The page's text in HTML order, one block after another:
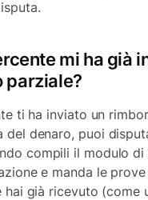
mi ha già
parziale?
ti ha inviato un
del denaro, puoi
compili il modulo
e manda le
hai già ricevuto (come